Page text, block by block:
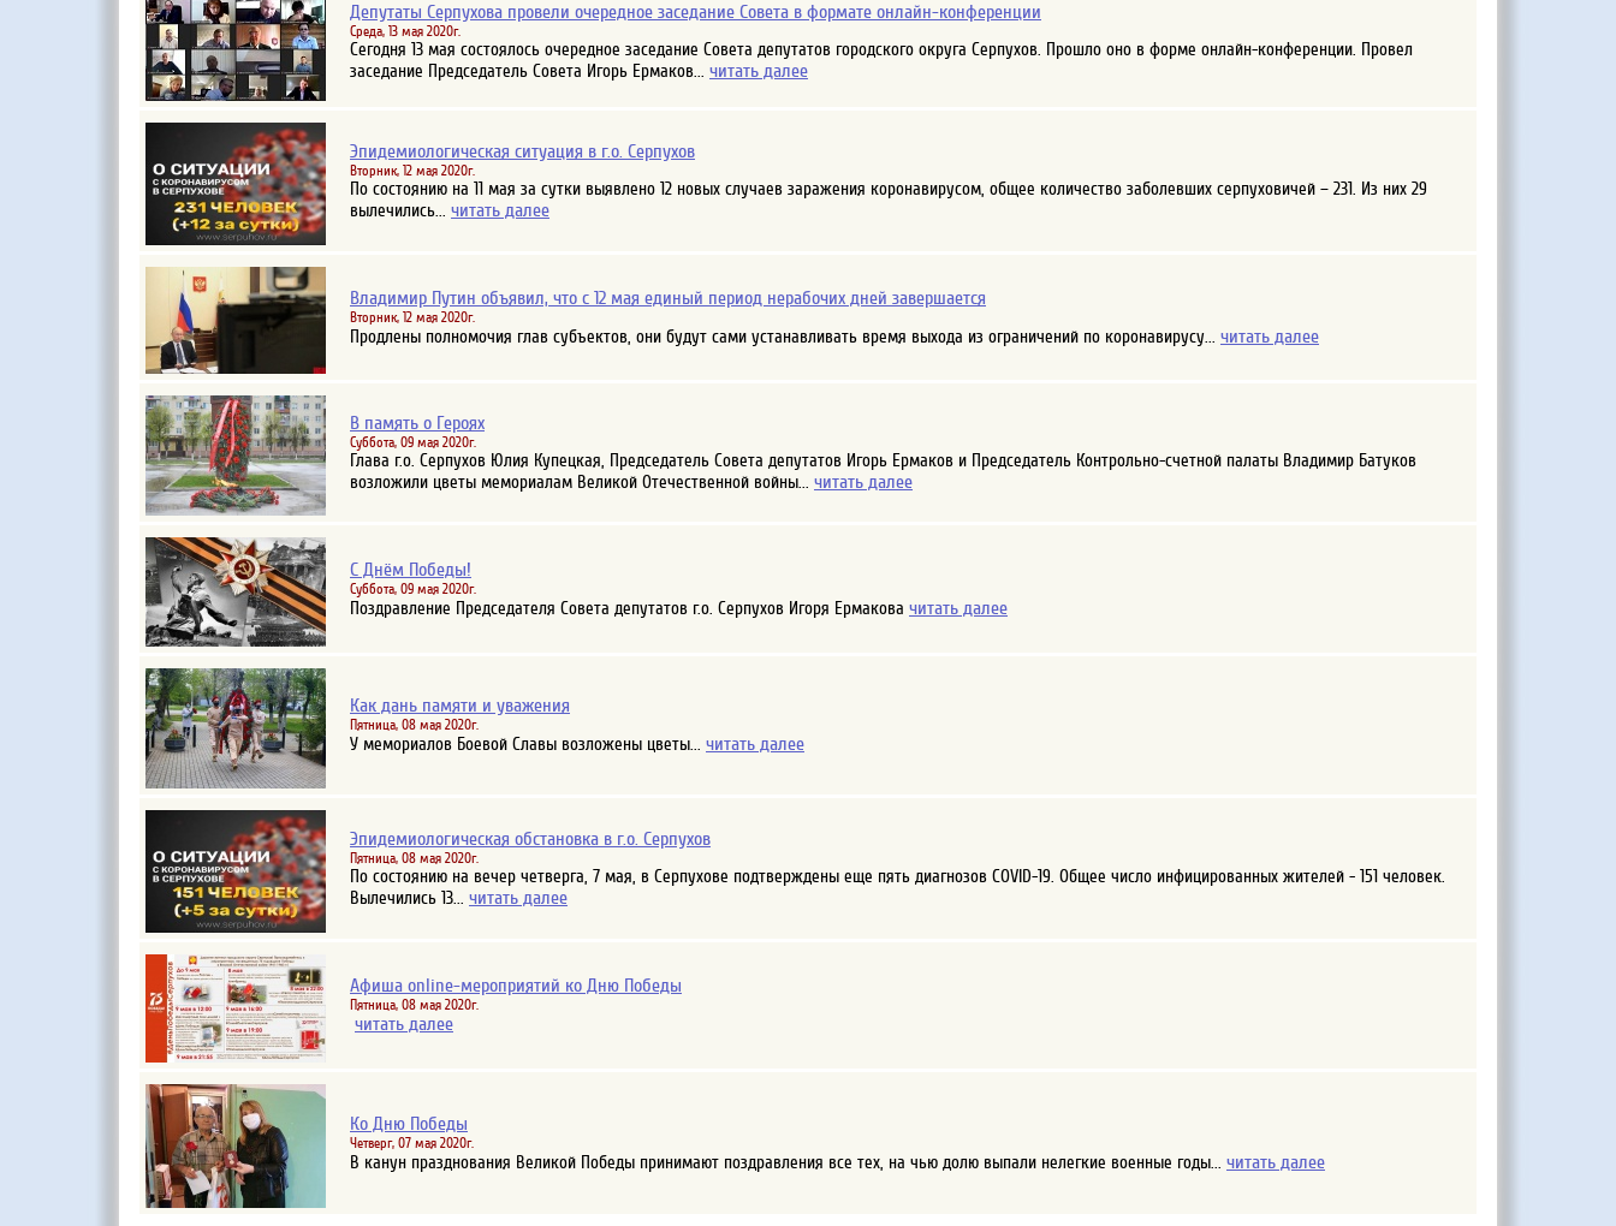
Депутаты Серпухова провели очередное заседание Совета в формате онлайн-конференции
Среда, 13 мая 2020г.
Сегодня 13 мая состоялось очередное заседание Совета депутатов городского округа Серпухов. Прошло оно в форме онлайн-конференции. Провел
заседание Председатель Совета Игорь Ермаков... читать далее
Эпидемиологическая ситуация в г.о. Серпухов
Вторник, 12 мая 2020г.
По состоянию на 11 мая за сутки выявлено 12 новых случаев заражения коронавирусом, общее количество заболевших серпуховичей – 231. Из них 29
вылечились... читать далее
Владимир Путин объявил, что с 12 мая единый период нерабочих дней завершается
Вторник, 12 мая 2020г.
Продлены полномочия глав субъектов, они будут сами устанавливать время выхода из ограничений по коронавирусу... читать далее
В память о Героях
Суббота, 09 мая 2020г.
Глава г.о. Серпухов Юлия Купецкая, Председатель Совета депутатов Игорь Ермаков и Председатель Контрольно-счетной палаты Владимир Батуков
возложили цветы мемориалам Великой Отечественной войны... читать далее
С Днём Победы!
Суббота, 09 мая 2020г.
Поздравление Председателя Совета депутатов г.о. Серпухов Игоря Ермакова читать далее
Как дань памяти и уважения
Пятница, 08 мая 2020г.
У мемориалов Боевой Славы возложены цветы... читать далее
Эпидемиологическая обстановка в г.о. Серпухов
Пятница, 08 мая 2020г.
По состоянию на вечер четверга, 7 мая, в Серпухове подтверждены еще пять диагнозов COVID-19. Общее число инфицированных жителей - 151 человек.
Вылечились 13... читать далее
Афиша online-мероприятий ко Дню Победы
Пятница, 08 мая 2020г.
читать далее
Ко Дню Победы
Четверг, 07 мая 2020г.
В канун празднования Великой Победы принимают поздравления все тех, на чью долю выпали нелегкие военные годы... читать далее